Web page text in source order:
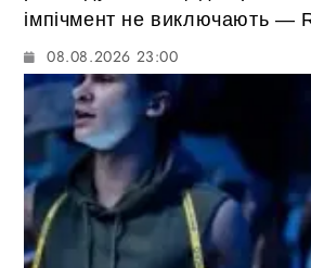
імпічмент не виключають —
08.08.2026 23:00